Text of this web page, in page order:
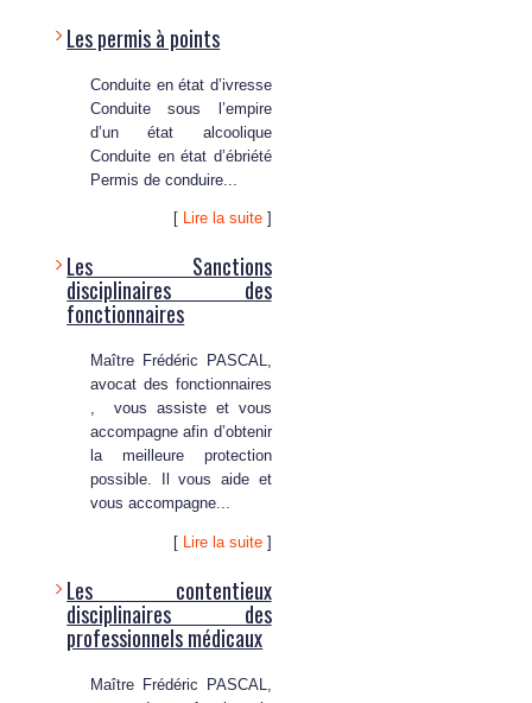
Les permis à points
Conduite en état d’ivresse
Conduite sous l’empire
d’un état alcoolique
Conduite en état d’ébriété
Permis de conduire...
[ Lire la suite]
Les Sanctions
disciplinaires des
fonctionnaires
Maître Frédéric PASCAL,
avocat des fonctionnaires
, vous assiste et vous
accompagne afin d’obtenir
la meilleure protection
possible. Il vous aide et
vous accompagne...
[ Lire la suite]
Les contentieux
disciplinaires des
professionnels médicaux
Maître Frédéric PASCAL,